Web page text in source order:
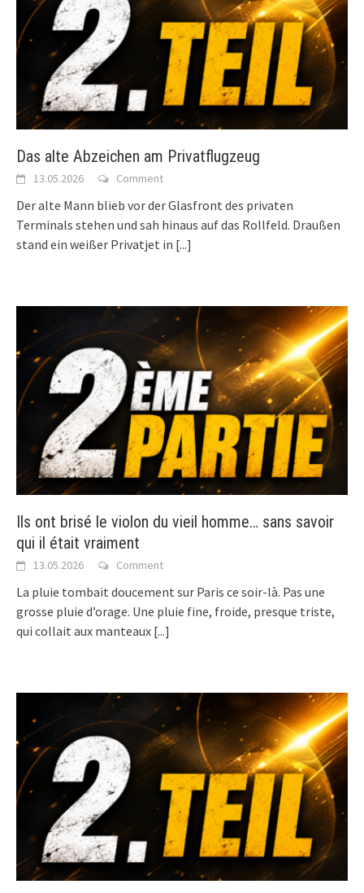
Das alte Abzeichen am Privatflugzeug
13.05.2026 Comment
Der alte Mann blieb vor der Glasfront des privaten
Terminals stehen und sah hinaus auf das Rollfeld. Draußen
stand ein weißer Privatjet in [...]
Ils ont brisé le violon du vieil homme… sans savoir
qui il était vraiment
13.05.2026 Comment
La pluie tombait doucement sur Paris ce soir-là. Pas une
grosse pluie d’orage. Une pluie fine, froide, presque triste,
qui collait aux manteaux [...]